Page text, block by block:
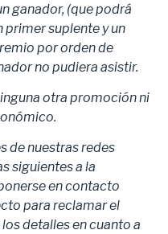
ganador, (que podrá
primer suplente y un
por orden de
no pudiera asistir.
otra promoción ni
de nuestras redes
siguientes a la
en contacto
para reclamar el
detalles en cuanto a